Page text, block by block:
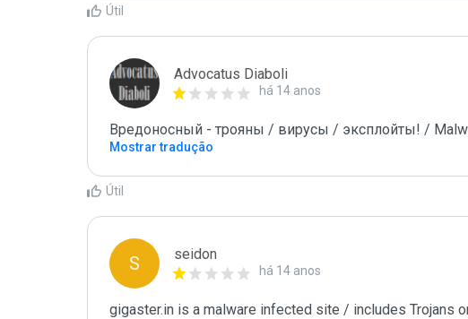
Útil
Advocatus Diaboli
há 14 anos
Вредоносный - трояны / вирусы / эксплойты! /
Mostrar tradução
Útil
S seidon
há 14 anos
gigaster.in is a malware infected site / includes Trojans